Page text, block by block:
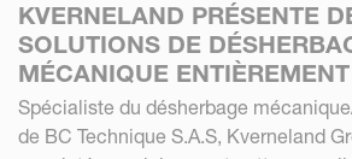
KVERNELAND PRÉSENTE
SOLUTIONS DE
MÉCANIQUE
Spécialiste du désherbage
de BC Technique S.A.S, Kverneland